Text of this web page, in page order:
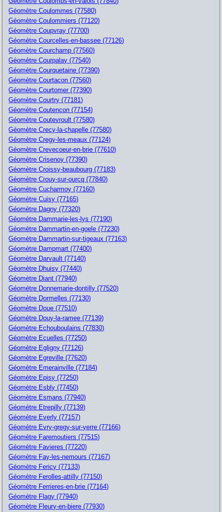
Géomètre Coulommes (77580)
Géomètre Coulommiers (77120)
Géomètre Coupvray (77700)
Géomètre Courcelles-en-bassee (77126)
Géomètre Courchamp (77560)
Géomètre Courpalay (77540)
Géomètre Courquetaine (77390)
Géomètre Courtacon (77560)
Géomètre Courtomer (77390)
Géomètre Courtry (77181)
Géomètre Coutencon (77154)
Géomètre Coutevroult (77580)
Géomètre Crecy-la-chapelle (77580)
Géomètre Cregy-les-meaux (77124)
Géomètre Crevecoeur-en-brie (77610)
Géomètre Crisenoy (77390)
Géomètre Croissy-beaubourg (77183)
Géomètre Crouy-sur-ourcq (77840)
Géomètre Cucharmoy (77160)
Géomètre Cuisy (77165)
Géomètre Dagny (77320)
Géomètre Dammarie-les-lys (77190)
Géomètre Dammartin-en-goele (77230)
Géomètre Dammartin-sur-tigeaux (77163)
Géomètre Dampmart (77400)
Géomètre Darvault (77140)
Géomètre Dhuisy (77440)
Géomètre Diant (77940)
Géomètre Donnemarie-dontilly (77520)
Géomètre Dormelles (77130)
Géomètre Doue (77510)
Géomètre Douy-la-ramee (77139)
Géomètre Echouboulains (77830)
Géomètre Ecuelles (77250)
Géomètre Egligny (77126)
Géomètre Egreville (77620)
Géomètre Emerainville (77184)
Géomètre Episy (77250)
Géomètre Esbly (77450)
Géomètre Esmans (77940)
Géomètre Etrepilly (77139)
Géomètre Everly (77157)
Géomètre Evry-gregy-sur-yerre (77166)
Géomètre Faremoutiers (77515)
Géomètre Favieres (77220)
Géomètre Fay-les-nemours (77167)
Géomètre Fericy (77133)
Géomètre Ferolles-attilly (77150)
Géomètre Ferrieres-en-brie (77164)
Géomètre Flagy (77940)
Géomètre Fleury-en-biere (77930)